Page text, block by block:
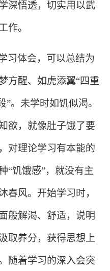
深悟透，切实用以武
作。
习体会，可以总结为
方醒、如虎添翼“四重
”。未学时如饥似渴。
欲，就像肚子饿了要
对理论学习有本能的
“饥饿感”，就没有主
春风。开始学习时，
般解渴、舒适，说明
取养分，获得思想上
随着学习的深入会突